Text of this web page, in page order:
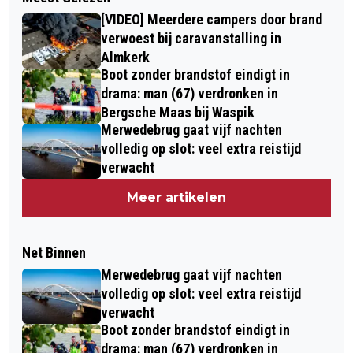
[VIDEO] Meerdere campers door brand
verwoest bij caravanstalling in
Almkerk
Boot zonder brandstof eindigt in
drama: man (67) verdronken in
Bergsche Maas bij Waspik
Merwedebrug gaat vijf nachten
volledig op slot: veel extra reistijd
verwacht
Meer artikelen
Net Binnen
Merwedebrug gaat vijf nachten
volledig op slot: veel extra reistijd
verwacht
Boot zonder brandstof eindigt in
drama: man (67) verdronken in